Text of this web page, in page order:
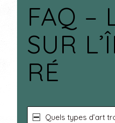
FAQ –
SUR
RÉ
Quels types d’art